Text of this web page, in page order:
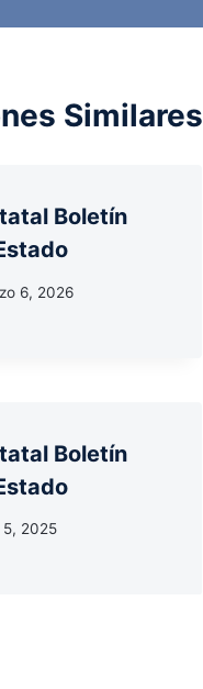
Similares
Boletín
6, 2026
Boletín
5, 2025